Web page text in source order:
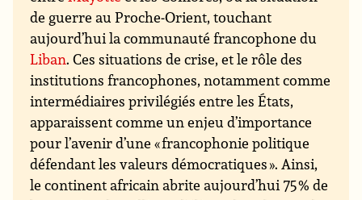
de guerre au Proche-Orient, touchant
aujourd’hui la communauté francophone du
Liban. Ces situations de crise, et le rôle des
institutions francophones, notamment comme
intermédiaires privilégiés entre les États,
apparaissent comme un enjeu d’importance
pour l’avenir d’une « francophonie politique
défendant les valeurs démocratiques ». Ainsi,
le continent africain abrite aujourd’hui 75 % de